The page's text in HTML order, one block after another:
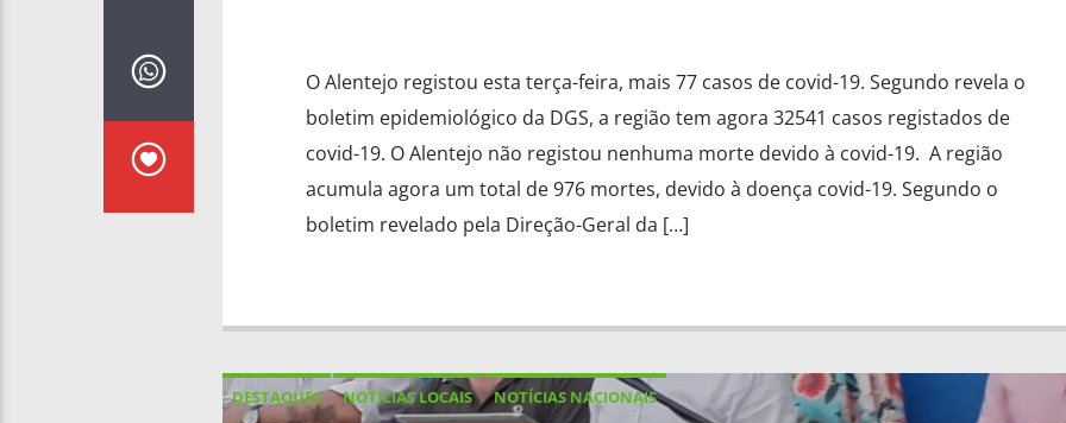
O Alentejo registou esta terça-feira, mais 77 casos de covid-19. Segundo revela o
boletim epidemiológico da DGS, a região tem agora 32541 casos registados de
covid-19. O Alentejo não registou nenhuma morte devido à covid-19. A região
acumula agora um total de 976 mortes, devido à doença covid-19. Segundo o
boletim revelado pela Direção-Geral da […]
DESTAQUES NOTÍCIAS LOCAIS NOTÍCIAS NACIONAIS